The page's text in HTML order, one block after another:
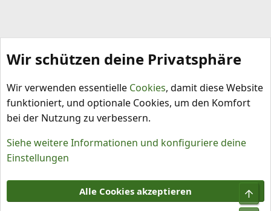
Schlagworte
Nutzungsbedingungen
Datenschutz
Wir schützen deine Privatsphäre
Wir verwenden essentielle Cookies, damit diese Website
funktioniert, und optionale Cookies, um den Komfort
bei der Nutzung zu verbessern.
Siehe weitere Informationen und konfiguriere deine
Einstellungen
Alle Cookies akzeptieren